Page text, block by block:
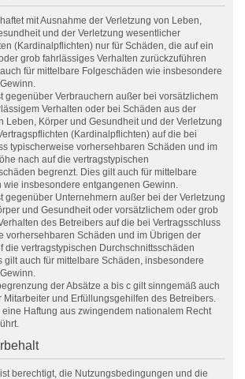
mit Ausnahme der Verletzung von Leben,
und der Verletzung wesentlicher
(Kardinalpflichten) nur für Schäden, die auf ein
grob fahrlässiges Verhalten zurückzuführen
für mittelbare Folgeschäden wie insbesondere
gegenüber Verbrauchern außer bei vorsätzlichem
Verhalten oder bei Schäden aus der
Leben, Körper und Gesundheit und der Verletzung
(Kardinalpflichten) auf die bei
typischerweise vorhersehbaren Schäden und im
nach auf die vertragstypischen
begrenzt. Dies gilt auch für mittelbare
wie insbesondere entgangenen Gewinn.
gegenüber Unternehmern außer bei der Verletzung
und Gesundheit oder vorsätzlichem oder grob
des Betreibers auf die bei Vertragsschluss
vorhersehbaren Schäden und im Übrigen der
die vertragstypischen Durchschnittsschäden
gilt auch für mittelbare Schäden, insbesondere
der Absätze a bis c gilt sinngemäß auch
Mitarbeiter und Erfüllungsgehilfen des Betreibers.
eine Haftung aus zwingendem nationalem Recht
berechtigt, die Nutzungsbedingungen und die